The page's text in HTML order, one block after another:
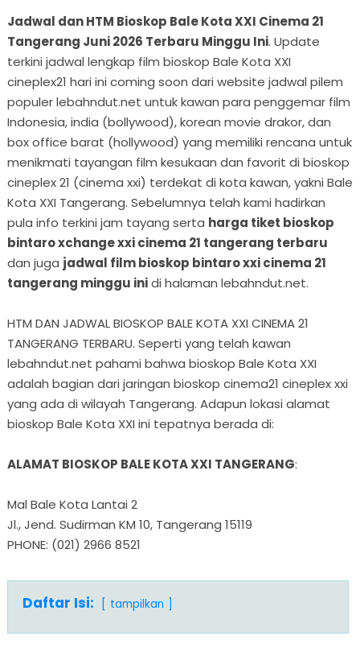
Jadwal dan HTM Bioskop Bale Kota XXI Cinema 21
Tangerang Juni 2026 Terbaru Minggu Ini. Update
terkini jadwal lengkap film bioskop Bale Kota XXI
cineplex21 hari ini coming soon dari website jadwal pilem
populer lebahndut.net untuk kawan para penggemar film
Indonesia, india (bollywood), korean movie drakor, dan
box office barat (hollywood) yang memiliki rencana untuk
menikmati tayangan film kesukaan dan favorit di bioskop
cineplex 21 (cinema xxi) terdekat di kota kawan, yakni Bale
Kota XXI Tangerang. Sebelumnya telah kami hadirkan
pula info terkini jam tayang serta harga tiket bioskop
bintaro xchange xxi cinema 21 tangerang terbaru
dan juga jadwal film bioskop bintaro xxi cinema 21
tangerang minggu inidi halaman lebahndut.net.
HTM DAN JADWAL BIOSKOP BALE KOTA XXI CINEMA 21
TANGERANG TERBARU. Seperti yang telah kawan
lebahndut.net pahami bahwa bioskop Bale Kota XXI
adalah bagian dari jaringan bioskop cinema21 cineplex xxi
yang ada di wilayah Tangerang. Adapun lokasi alamat
bioskop Bale Kota XXI ini tepatnya berada di:
ALAMAT BIOSKOP BALE KOTA XXI TANGERANG:
Mal Bale Kota Lantai 2
Jl., Jend. Sudirman KM 10, Tangerang 15119
PHONE: (021) 2966 8521
Daftar Isi: tampilkan